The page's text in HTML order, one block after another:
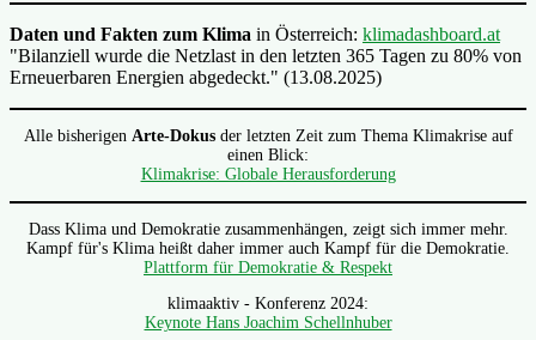
Daten und Fakten zum Klima in Österreich: klimadashboard.at
"Bilanziell wurde die Netzlast in den letzten 365 Tagen zu 80% von
Erneuerbaren Energien abgedeckt." (13.08.2025)
Alle bisherigen Arte-Dokusder letzten Zeit zum Thema Klimakrise auf
einen Blick:
Klimakrise: Globale Herausforderung
Dass Klima und Demokratie zusammenhängen, zeigt sich immer mehr.
Kampf für's Klima heißt daher immer auch Kampf für die Demokratie.
Plattform für Demokratie & Respekt
klimaaktiv - Konferenz 2024:
Keynote Hans Joachim Schellnhuber